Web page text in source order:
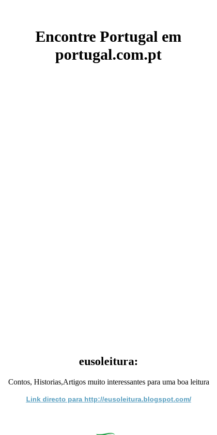
Encontre Portugal em
portugal.com.pt
eusoleitura:
Contos, Historias,Artigos muito interessantes para uma boa leitura
Link directo para http://eusoleitura.blogspot.com/